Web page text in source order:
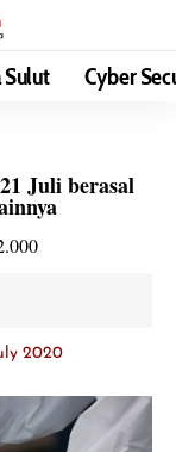
Sulut Cyber
Juli berasal
2020